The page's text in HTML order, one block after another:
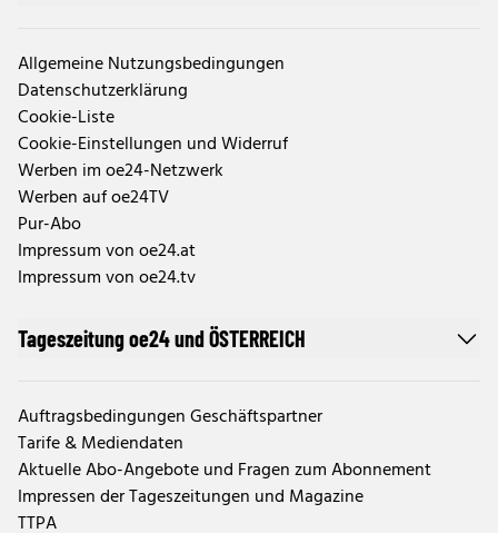
Allgemeine Nutzungsbedingungen
Datenschutzerklärung
Cookie-Liste
Cookie-Einstellungen und Widerruf
Werben im oe24-Netzwerk
Werben auf oe24TV
Pur-Abo
Impressum von oe24.at
Impressum von oe24.tv
Tageszeitung oe24 und ÖSTERREICH
Auftragsbedingungen Geschäftspartner
Tarife & Mediendaten
Aktuelle Abo-Angebote und Fragen zum Abonnement
Impressen der Tageszeitungen und Magazine
TTPA